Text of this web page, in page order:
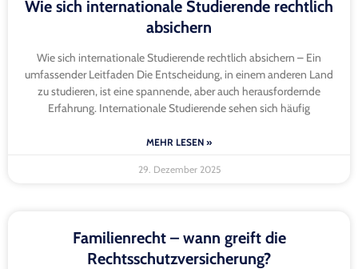
Wie sich internationale Studierende rechtlich
absichern
Wie sich internationale Studierende rechtlich absichern – Ein
umfassender Leitfaden Die Entscheidung, in einem anderen Land
zu studieren, ist eine spannende, aber auch herausfordernde
Erfahrung. Internationale Studierende sehen sich häufig
MEHR LESEN »
29. Dezember 2025
Familienrecht – wann greift die
Rechtsschutzversicherung?